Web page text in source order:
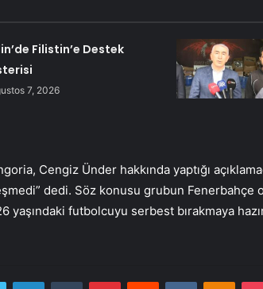
Filistin’e Destek
7, 2026
Cengiz Ünder hakkında yaptığı
dedi. Söz konusu grubun Fenerbahçe
yaşındaki futbolcuyu serbest bırakmaya
Twitter LinkedInTumblr PinterestReddit VKontakte